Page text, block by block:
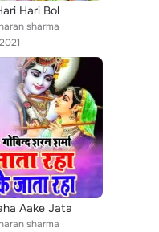
Hari Bol
sharma
2021
Aake Jata
sharma